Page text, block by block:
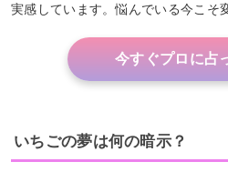
実感しています。悩んでいる今こそ
今すぐプロに占
いちごの夢は何の暗示？